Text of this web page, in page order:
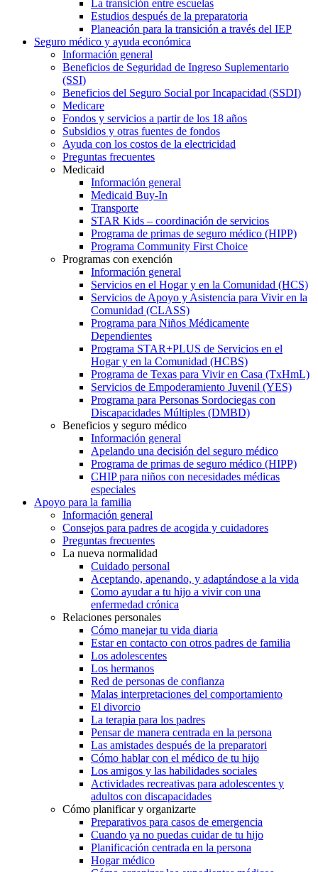
La transición entre escuelas
Estudios después de la preparatoria
Planeación para la transición a través del IEP
Seguro médico y ayuda económica
Información general
Beneficios de Seguridad de Ingreso Suplementario
(SSI)
Beneficios del Seguro Social por Incapacidad (SSDI)
Medicare
Fondos y servicios a partir de los 18 años
Subsidios y otras fuentes de fondos
Ayuda con los costos de la electricidad
Preguntas frecuentes
Medicaid
Información general
Medicaid Buy-In
Transporte
STAR Kids – coordinación de servicios
Programa de primas de seguro médico (HIPP)
Programa Community First Choice
Programas con exención
Información general
Servicios en el Hogar y en la Comunidad (HCS)
Servicios de Apoyo y Asistencia para Vivir en la
Comunidad (CLASS)
Programa para Niños Médicamente
Dependientes
Programa STAR+PLUS de Servicios en el
Hogar y en la Comunidad (HCBS)
Programa de Texas para Vivir en Casa (TxHmL)
Servicios de Empoderamiento Juvenil (YES)
Programa para Personas Sordociegas con
Discapacidades Múltiples (DMBD)
Beneficios y seguro médico
Información general
Apelando una decisión del seguro médico
Programa de primas de seguro médico (HIPP)
CHIP para niños con necesidades médicas
especiales
Apoyo para la familia
Información general
Consejos para padres de acogida y cuidadores
Preguntas frecuentes
La nueva normalidad
Cuidado personal
Aceptando, apenando, y adaptándose a la vida
Como ayudar a tu hijo a vivir con una
enfermedad crónica
Relaciones personales
Cómo manejar tu vida diaria
Estar en contacto con otros padres de familia
Los adolescentes
Los hermanos
Red de personas de confianza
Malas interpretaciones del comportamiento
El divorcio
La terapia para los padres
Pensar de manera centrada en la persona
Las amistades después de la preparatori
Cómo hablar con el médico de tu hijo
Los amigos y las habilidades sociales
Actividades recreativas para adolescentes y
adultos con discapacidades
Cómo planificar y organizarte
Preparativos para casos de emergencia
Cuando ya no puedas cuidar de tu hijo
Planificación centrada en la persona
Hogar médico